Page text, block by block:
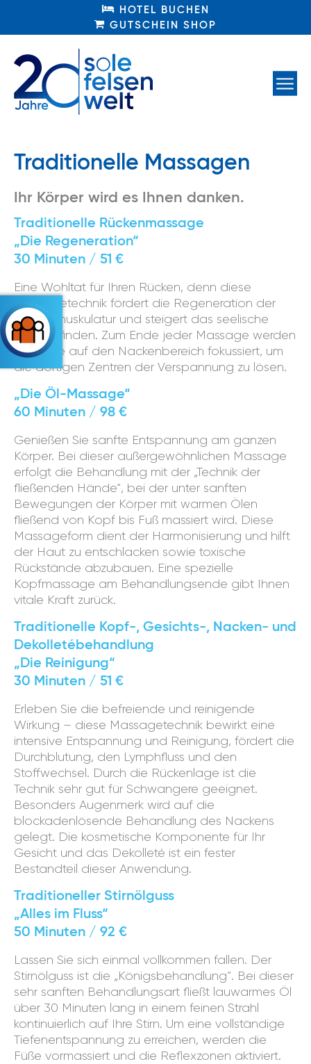
HOTEL BUCHEN
GUTSCHEIN SHOP
Traditionelle Massagen
Ihr Körper wird es Ihnen danken.
Traditionelle Rückenmassage
„Die Regeneration“
30 Minuten / 51 €
Eine Wohltat für Ihren Rücken, denn diese
Massagetechnik fördert die Regeneration der
Rückenmuskulatur und steigert das seelische
Wohlbefinden. Zum Ende jeder Massage werden
die Griffe auf den Nackenbereich fokussiert, um
die dortigen Zentren der Verspannung zu lösen.
„Die Öl-Massage“
60 Minuten / 98 €
Genießen Sie sanfte Entspannung am ganzen
Körper. Bei dieser außergewöhnlichen Massage
erfolgt die Behandlung mit der „Technik der
fließenden Hände“, bei der unter sanften
Bewegungen der Körper mit warmen Ölen
fließend von Kopf bis Fuß massiert wird. Diese
Massageform dient der Harmonisierung und hilft
der Haut zu entschlacken sowie toxische
Rückstände abzubauen. Eine spezielle
Kopfmassage am Behandlungsende gibt Ihnen
vitale Kraft zurück.
Traditionelle Kopf-, Gesichts-, Nacken- und
Dekolletébehandlung
„Die Reinigung“
30 Minuten / 51 €
Erleben Sie die befreiende und reinigende
Wirkung – diese Massagetechnik bewirkt eine
intensive Entspannung und Reinigung, fördert die
Durchblutung, den Lymphfluss und den
Stoffwechsel. Durch die Rückenlage ist die
Technik sehr gut für Schwangere geeignet.
Besonders Augenmerk wird auf die
blockadenlösende Behandlung des Nackens
gelegt. Die kosmetische Komponente für Ihr
Gesicht und das Dekolleté ist ein fester
Bestandteil dieser Anwendung.
Traditioneller Stirnölguss
„Alles im Fluss“
50 Minuten / 92 €
Lassen Sie sich einmal vollkommen fallen. Der
Stirnölguss ist die „Königsbehandlung“. Bei dieser
sehr sanften Behandlungsart fließt lauwarmes Öl
über 30 Minuten lang in einem feinen Strahl
kontinuierlich auf Ihre Stirn. Um eine vollständige
Tiefenentspannung zu erreichen, werden die
Füße vormassiert und die Reflexzonen aktiviert.
HOTEL BUCHEN
GUTSCHEIN SHOP